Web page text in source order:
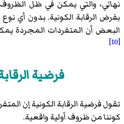
نهائي، والتي يمكن في ظل
بفرض الرقابة الكونية. بدون أي
البعض أن المتفردات المجردة
[10]
فرضية
تقول فرضية الرقابة الكونية إن
كوننا من ظروف أولية واقعية.